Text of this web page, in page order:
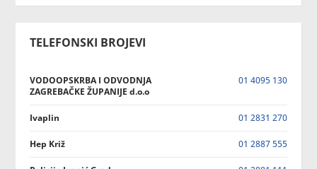
TELEFONSKI BROJEVI
VODOOPSKRBA I ODVODNJA
ZAGREBAČKE ŽUPANIJE d.o.o
01 4095 130
Ivaplin 01 2831 270
Hep Križ 01 2887 555